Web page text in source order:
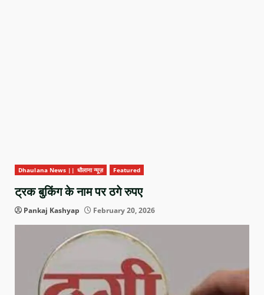
Dhaulana News || धौलाना न्यूज़ Featured
ट्रक बुकिंग के नाम पर ठगे रुपए
Pankaj Kashyap February 20, 2026